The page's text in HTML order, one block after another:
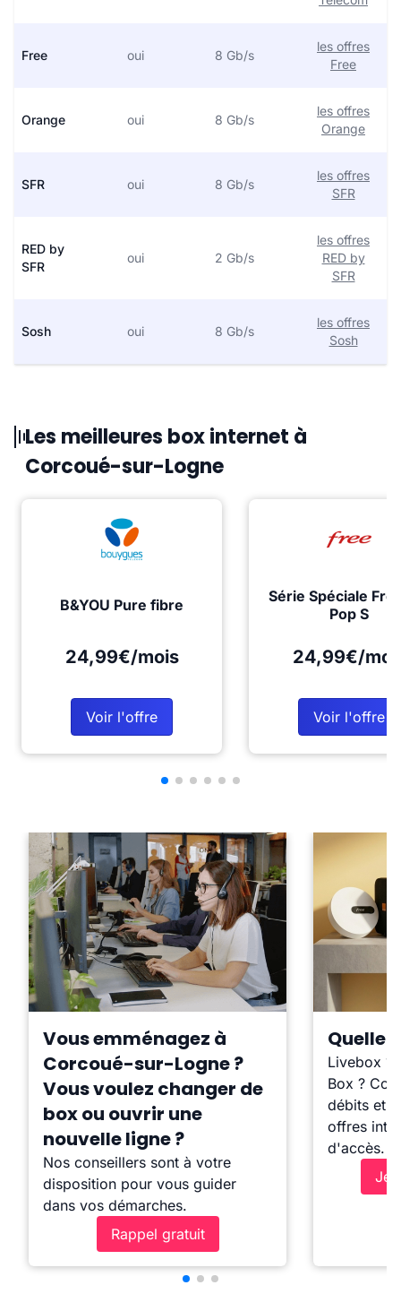
Free oui 8 Gb/s
les offres
Free
Orange oui 8 Gb/s
les offres
Orange
SFR oui 8 Gb/s
les offres
SFR
RED by
SFR
oui 2 Gb/s
les offres
RED by
SFR
Sosh oui 8 Gb/s
les offres
Sosh
Les meilleures box internet à
Corcoué-sur-Logne
B&YOU Pure fibre
24,99€/mois
Voir l'offre
Série Spéciale
Pop S
24,99€/
Voir l'offre
Vous emménagez à
Corcoué-sur-Logne ?
Vous voulez changer de
box ou ouvrir une
nouvelle ligne ?
Nos conseillers sont à votre
disposition pour vous guider
dans vos démarches.
Rappel gratuit
Quelle
Livebox ?
Box ?
débits et
offres
d'accès.
Je